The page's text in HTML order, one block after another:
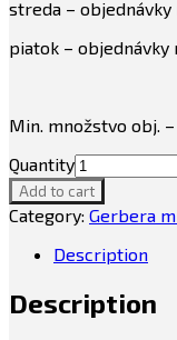
streda –
piatok –
Min. množstvo obj.
Quantity
Add to cart
Category: Gerbera
Description
Description